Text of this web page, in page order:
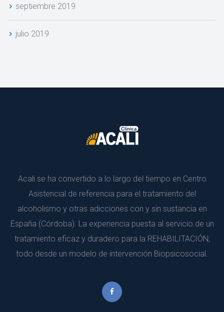
eptiembre 2019
julio 2019
Acali se ha convertido a lo largo del tiempo en Centro
Asistencial de referencia para el tratamiento del
alcoholismo y otras adicciones con y sin sustancia en
España (Córdoba). La experiencia puesta al servicio de un
tratamiento eficaz y duradero para la REHABILITACIÓN;
todo desde un modelo de intervención Biopsicosocial.